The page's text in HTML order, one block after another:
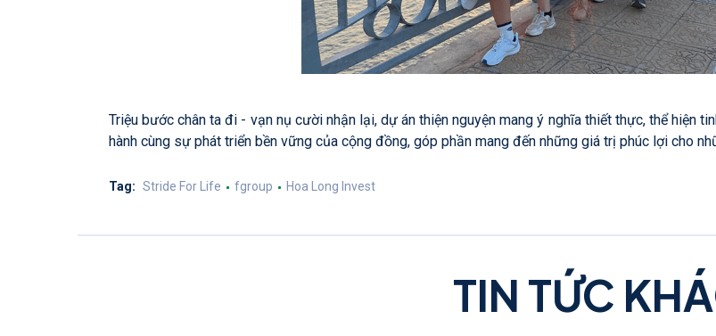
Triệu bước chân ta đi - vạn nụ cười nhận lại, dự án thiện nguyện mang ý nghĩa thiết thực, thể hiện
hành cùng sự phát triển bền vững của cộng đồng, góp phần mang đến những giá trị phúc lợi cho
Tag: Stride For Life fgroup Hoa Long Invest
TIN TỨC KHÁ